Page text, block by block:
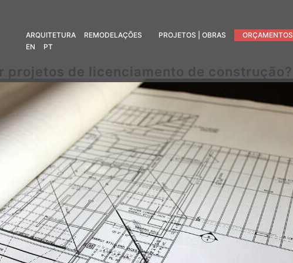
ARQUITETURA REMODELAÇÕES PROJETOS | OBRAS ORÇAMENTOS
EN
PT
projetos de licenciamento de construção?